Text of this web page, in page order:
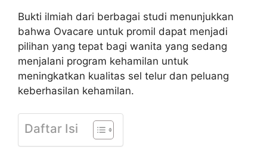
Bukti ilmiah dari berbagai studi menunjukkan
bahwa Ovacare untuk promil dapat menjadi
pilihan yang tepat bagi wanita yang sedang
menjalani program kehamilan untuk
meningkatkan kualitas sel telur dan peluang
keberhasilan kehamilan.
Daftar Isi